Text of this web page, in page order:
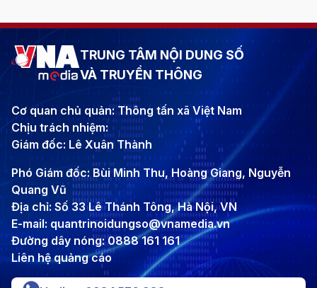
TRUNG TÂM NỘI DUNG SỐ
VÀ TRUYỀN THÔNG
Cơ quan chủ quản: Thông tấn xã Việt Nam
Chịu trách nhiệm:
Giám đốc: Lê Xuân Thành
Phó Giám đốc: Bùi Minh Thu, Hoàng Giang, Nguyễn
Quang Vũ
Địa chỉ: Số 33 Lê Thánh Tông, Hà Nội, VN
E-mail: quantrinoidungso@vnamedia.vn
Đường dây nóng: 0888 161 161
Liên hệ quảng cáo